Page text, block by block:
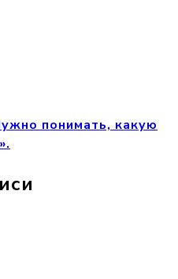
понимать, какую